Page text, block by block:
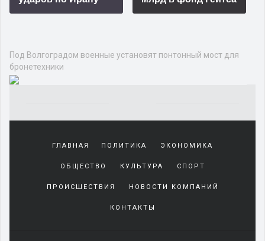
Под Волгоградом военные установят понтонный мост для
бронетехники
sürekli
beraber
geçirerek
harcadığı
ГЛАВНАЯ ПОЛИТИКА ЭКОНОМИКА
ОБЩЕСТВО КУЛЬТУРА СПОРТ
ПРОИСШЕСТВИЯ НОВОСТИ КОМПАНИЙ
КОНТАКТЫ